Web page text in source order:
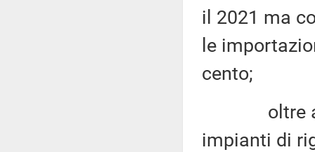
il 2021 ma
le
cento;
oltre alle
impianti di